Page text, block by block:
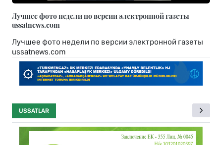
Лучшее фото недели по версии электронной газеты
ussatnews.com
Лучшее фото недели по версии электронной газеты
ussatnews.com
USSATLAR